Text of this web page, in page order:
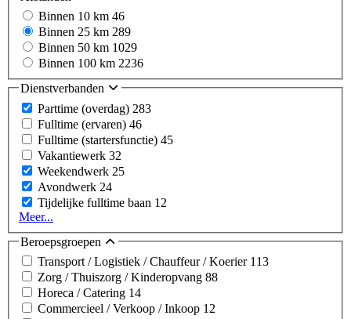
Binnen 10 km 46
Binnen 25 km 289
Binnen 50 km 1029
Binnen 100 km 2236
Dienstverbanden
Parttime (overdag) 283
Fulltime (ervaren) 46
Fulltime (startersfunctie) 45
Vakantiewerk 32
Weekendwerk 25
Avondwerk 24
Tijdelijke fulltime baan 12
Meer...
Beroepsgroepen
Transport / Logistiek / Chauffeur / Koerier 113
Zorg / Thuiszorg / Kinderopvang 88
Horeca / Catering 14
Commercieel / Verkoop / Inkoop 12